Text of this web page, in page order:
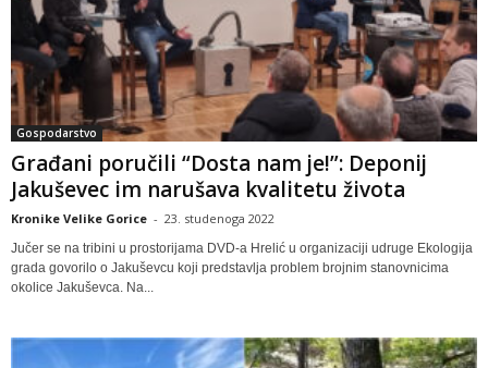
Gospodarstvo
Građani poručili “Dosta nam je!”: Deponij
Jakuševec im narušava kvalitetu života
Kronike Velike Gorice - 23. studenoga 2022
Jučer se na tribini u prostorijama DVD-a Hrelić u organizaciji udruge Ekologija
grada govorilo o Jakuševcu koji predstavlja problem brojnim stanovnicima
okolice Jakuševca. Na...